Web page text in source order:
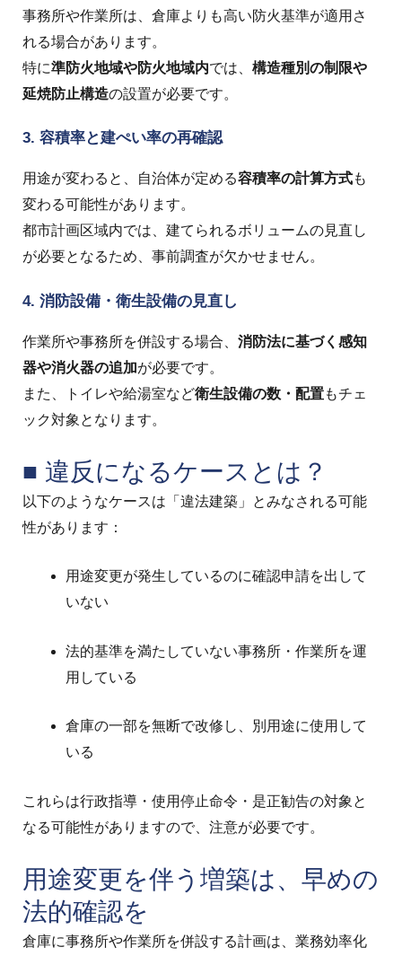
事務所や作業所は、倉庫よりも高い防火基準が適用さ
れる場合があります。
特に準防火地域や防火地域内では、 構造種別の制限や
延焼防止構造の設置が必要です。
3. 容積率と建ぺい率の再確認
用途が変わると、自治体が定める容積率の計算方式も
変わる可能性があります。
都市計画区域内では、建てられるボリュームの見直し
が必要となるため、事前調査が欠かせません。
4. 消防設備・衛生設備の見直し
作業所や事務所を併設する場合、 消防法に基づく感知
器や消火器の追加が必要です。
また、トイレや給湯室など衛生設備の数・配置もチェ
ック対象となります。
■ 違反になるケースとは？
以下のようなケースは「違法建築」とみなされる可能
性があります：
用途変更が発生しているのに確認申請を出して
いない
法的基準を満たしていない事務所・作業所を運
用している
倉庫の一部を無断で改修し、別用途に使用して
いる
これらは行政指導・使用停止命令・是正勧告の対象と
なる可能性がありますので、注意が必要です。
用途変更を伴う増築は、早めの
法的確認を
倉庫に事務所や作業所を併設する計画は、業務効率化